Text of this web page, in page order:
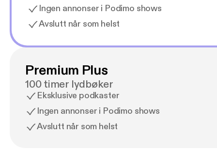
Ingen annonser i Podimo shows
Avslutt når som helst
Premium Plus
100 timer lydbøker
Eksklusive podkaster
Ingen annonser i Podimo shows
Avslutt når som helst